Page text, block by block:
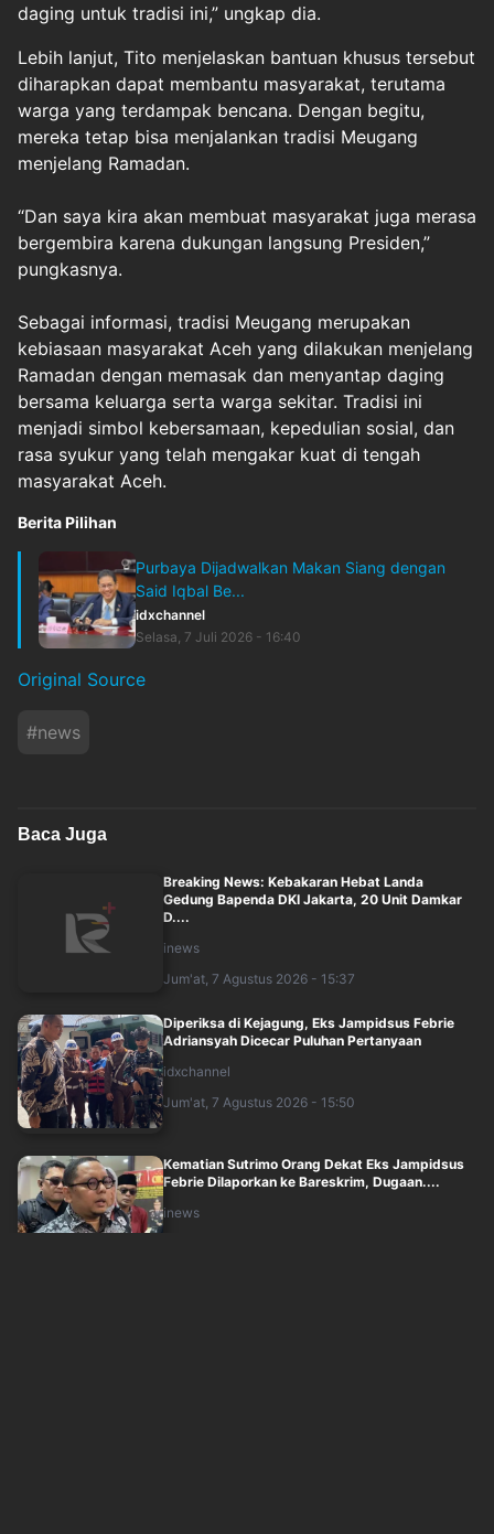
daging untuk tradisi ini,” ungkap dia.
Lebih lanjut, Tito menjelaskan bantuan khusus tersebut
diharapkan dapat membantu masyarakat, terutama
warga yang terdampak bencana. Dengan begitu,
mereka tetap bisa menjalankan tradisi Meugang
menjelang Ramadan.
“Dan saya kira akan membuat masyarakat juga merasa
bergembira karena dukungan langsung Presiden,”
pungkasnya.
Sebagai informasi, tradisi Meugang merupakan
kebiasaan masyarakat Aceh yang dilakukan menjelang
Ramadan dengan memasak dan menyantap daging
bersama keluarga serta warga sekitar. Tradisi ini
menjadi simbol kebersamaan, kepedulian sosial, dan
rasa syukur yang telah mengakar kuat di tengah
masyarakat Aceh.
Berita Pilihan
Purbaya Dijadwalkan Makan Siang dengan
Said Iqbal Be...
idxchannel
Selasa, 7 Juli 2026 - 16:40
Original Source
#news
Baca Juga
Breaking News: Kebakaran Hebat Landa
Gedung Bapenda DKI Jakarta, 20 Unit Damkar
D....
inews
Jum'at, 7 Agustus 2026 - 15:37
Diperiksa di Kejagung, Eks Jampidsus Febrie
Adriansyah Dicecar Puluhan Pertanyaan
idxchannel
Jum'at, 7 Agustus 2026 - 15:50
Kematian Sutrimo Orang Dekat Eks Jampidsus
Febrie Dilaporkan ke Bareskrim, Dugaan....
inews